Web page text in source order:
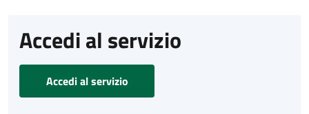
Accedi al servizio
Accedi al servizio